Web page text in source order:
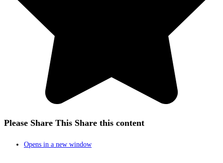
Please Share This Share this content
Opens in a new window